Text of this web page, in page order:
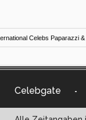
Celebgate -